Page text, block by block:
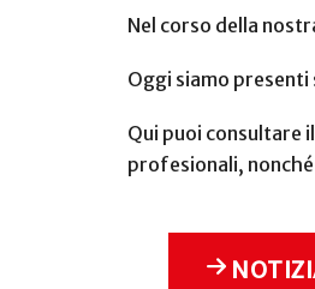
Nel corso della
Oggi siamo presenti
Qui puoi consultare
profesionali,